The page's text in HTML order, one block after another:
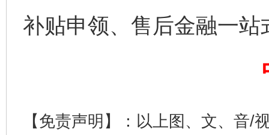
补贴申领、售后金融一
【免责声明】：以上图、文、音/
一纸欠